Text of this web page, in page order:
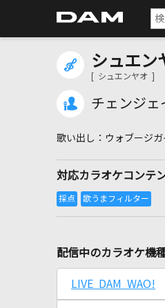
シュエン
[ シュエンヤオ ]
チェンジェ
ウォブージ
対応カラオケコンテ
配信中のカラオケ機
LIVE DAM WAO!